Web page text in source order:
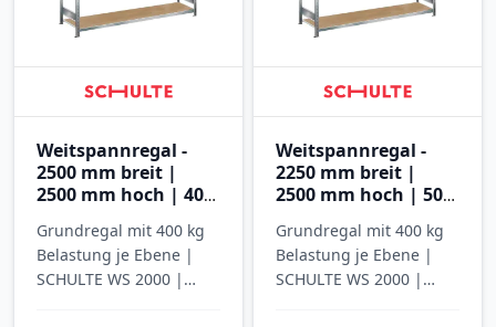
Weitspannregal -
2500 mm breit |
2500 mm hoch | 400
mit Spanplatten
Grundregal mit 400 kg
Belastung je Ebene |
SCHULTE WS 2000 |
Weitspannregal -
2250 mm breit |
2500 mm hoch | 500
mit Spanplatten
Grundregal mit 400 kg
Belastung je Ebene |
SCHULTE WS 2000 |